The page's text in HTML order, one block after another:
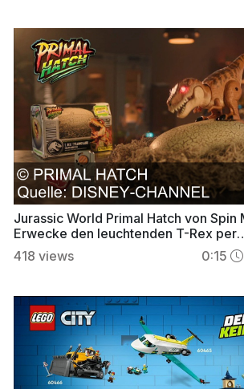
Jurassic World Primal Hatch von Spin
Erwecke den leuchtenden T-Rex per
Fernsteuerung zum Leben
418 views 0:15